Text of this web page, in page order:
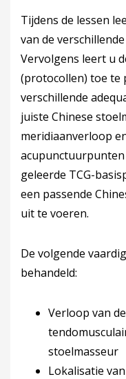
Tijdens de lessen
van de
Vervolgens leert u
(protocollen) toe te
verschillende
juiste Chinese
meridiaanverloop
acupunctuurpunten
geleerde TCG-
een passende
uit te voeren.
De volgende
behandeld:
Verloop van
stoelmasseur
Lokalisatie